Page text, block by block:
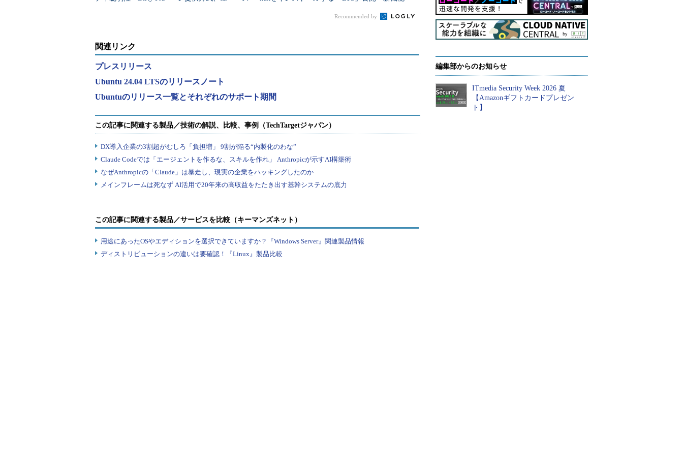
は？
Recommended by
関連リンク
プレスリリース
Ubuntu 24.04 LTSのリリースノート
Ubuntuのリリース一覧とそれぞれのサポート期間
この記事に関連する製品／サービスを比較（キーマンズネット）
用途にあったOSやエディションを選択できていますか？『Windows Server』関連製品情報
ディストリビューションの違いは要確認！『Linux』製品比較
編集部からのお知らせ
ITmedia Security Week 2026 夏
【Amazonギフトカードプレゼン
ト】